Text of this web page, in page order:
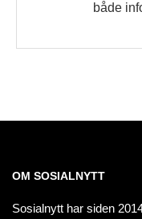
både
OM SOSIALNYTT
Sosialnytt har siden